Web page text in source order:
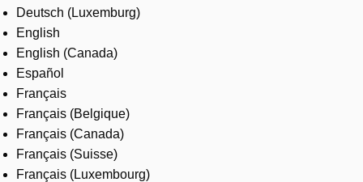
Contact us
Careers
Deutsch (Luxemburg)
English
English (Canada)
Español
Français
Français (Belgique)
Français (Canada)
Français (Suisse)
Français (Luxembourg)